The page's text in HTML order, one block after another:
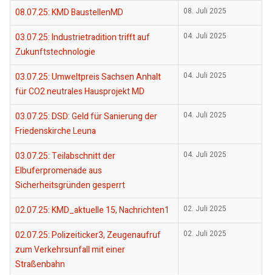
08.07.25: KMD BaustellenMD 08. Juli 2025
03.07.25: Industrietradition trifft auf
Zukunftstechnologie
04. Juli 2025
03.07.25: Umweltpreis Sachsen Anhalt
für CO2 neutrales Hausprojekt MD
04. Juli 2025
03.07.25: DSD: Geld für Sanierung der
Friedenskirche Leuna
04. Juli 2025
03.07.25: Teilabschnitt der
Elbuferpromenade aus
Sicherheitsgründen gesperrt
04. Juli 2025
02.07.25: KMD_aktuelle 15, Nachrichten1 02. Juli 2025
02.07.25: Polizeiticker3, Zeugenaufruf
zum Verkehrsunfall mit einer
Straßenbahn
02. Juli 2025